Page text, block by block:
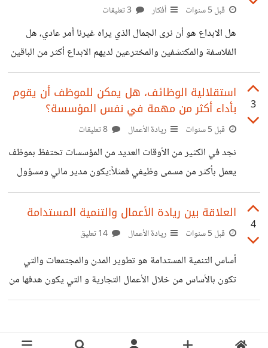
أنه تغير في سلوكيات وعادات مجتمعات بأسرها، فالكثير منا
يعاني من زيادة الوزن ونجد ارتباط كبير بينه وبين التوتر فمثلاً
الأغلب يتعرضون لزيادة الوزن في فترة الإرهاق أو الاختبارات أو
قبل 5 سنوات أفكار
هل الابداع هو أن نرى الجمال الذي يراه غيرنا أمر عادي، هل
الفلاسفة والمكتشفين والمخترعين لديهم الابداع أكثر من الباقين
الذين عاصروهم، هل الابداع شيء فطري أم مكتسب من
المهارات. الكثير من الفلاسفة عبروا عن الابداع بأنه الحرية
المطلقة لأي شيء فمثلاً :الحرية في التعبير والحرية في اختيار
نمط الحياة وغيره، ولكن هل هذا معنى شافي للابداع؟ فجاء
آخرون ووصفوا الإبداع بأنه الموهبة التي تميز الأفراد عن بعضهم
البعض مثل: الرسم، الغناء، الموسيقى، الكتابة. ولكن ما ذكرناه
3
استقلالية الوظائف، هل يمكن للموظف أن يقوم
بأداء أكثر من مهمة في نفس المؤسسة؟
قبل 5 سنوات ريادة الأعمال
نجد في الكثير من الأوقات العديد من المؤسسات تحتفظ بموظف
يعمل بأكثر من مسمى وظيفي فمثلاً:يكون مدير مالي ومسؤول
إدارة الجودة وغيره. هنا نجد أن الشركة يوجد بها خلل من حيث
قلة الكفاءات بالاضافة لزيادة نسبة البطالة فالموظف متعدد
الوظائف مهما كان ذو خبرة تجده يفتقر للخبرة عندما يتعلق الأمر
نسب البطالة نجد شخص يحتكر على العديد من الوظائف. وهذا
يعمل على ظهور العديد من المشاكل التنموية والاقتصادية في
المؤسسات والدولة
4
العلاقة بين ريادة الأعمال والتنمية المستدامة
قبل 5 سنوات ريادة الأعمال
أساس التنمية المستدامة هو تطوير المدن والمجتمعات والتي
تكون بالأساس من خلال الأعمال التجارية و التي يكون هدفها من
الدرجة الاولى تلبية أهداف واحتياجات المجتمع من خلال
يؤثر على الأجيال القادمة. والأمر الأساسي من التنمية المستدامة